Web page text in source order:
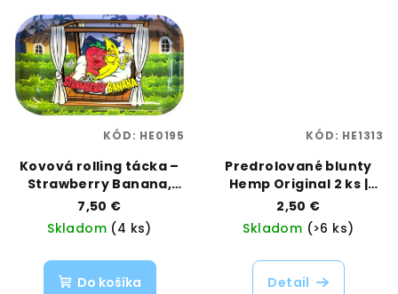
Kovová rolling tácka –
Strawberry Banana,
veľkosť Long | Best
Buds | Vaporama
7,50 €
Skladom (4 ks)
Do košíka
KÓD: HE0195
Predrolované blunty
Hemp Original 2 ks |
Cyclones | Vaporama
2,50 €
Skladom (>6 ks)
Detail
KÓD: HE1313